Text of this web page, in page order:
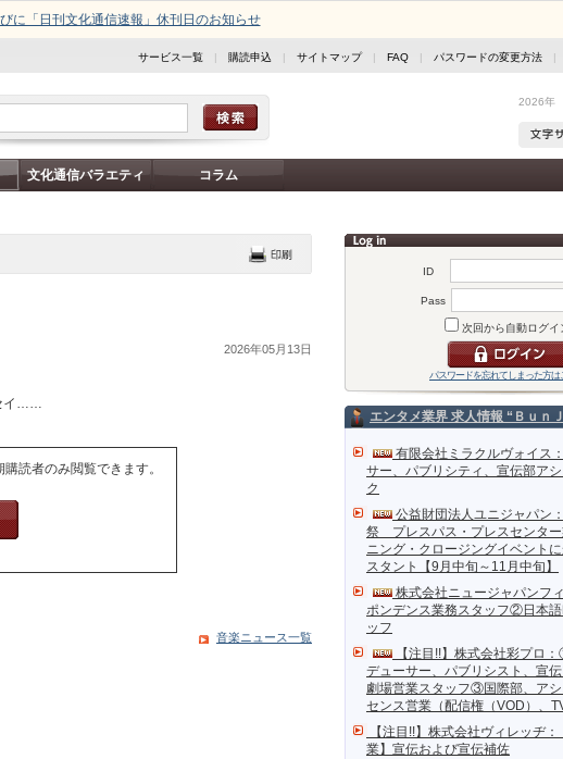
に「日刊文化通信速報」休刊日のお知らせ
サービス一覧 | 購読申込 | サイトマップ| FAQ | パスワードの変更方法 |
2026年
文化通信バラエティ コラム
ID
Pass
次回から自動ログイ
パスワードを忘れてしまった方は
エンタメ業界 求人情報 “Ｂｕｎ
有限会社ミラクルヴォイス
サー、パブリシティ、宣伝部ア
ク
公益財団法人ユニジャパン
祭 プレスパス・プレスセンタ
ニング・クロージングイベント
スタント【9月中旬～11月中旬】
株式会社ニュージャパンフ
ポンデンス業務スタッフ②日本語
ッフ
【注目!!】株式会社彩プロ
デューサー、パブリシスト、宣
劇場営業スタッフ③国際部、ア
センス営業（配信権（VOD）、
【注目!!】株式会社ヴィレッヂ
業】宣伝および宣伝補佐
2026年05月13日
イ……
購読者のみ閲覧できます。
音楽ニュース一覧